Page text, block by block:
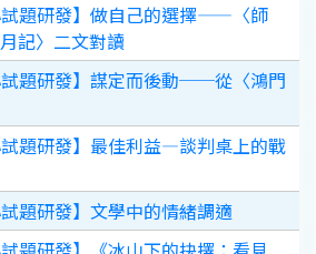
試題研發】做自己的選擇——〈師
記〉二文對讀
試題研發】謀定而後動──從〈鴻門
試題研發】最佳利益—談判桌上的戰
試題研發】文學中的情緒調適